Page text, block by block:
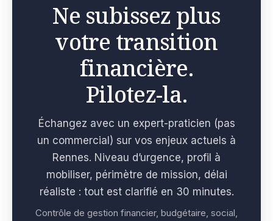
Ne subissez plus
votre transition
financière.
Pilotez-la.
Échangez avec un expert-praticien (pas
un commercial) sur vos enjeux actuels à
Rennes. Niveau d’urgence, profil à
mobiliser, périmètre de mission, délai
réaliste : tout est clarifié en 30 minutes.
Contrôle de gestion financier, budgétaire, social,